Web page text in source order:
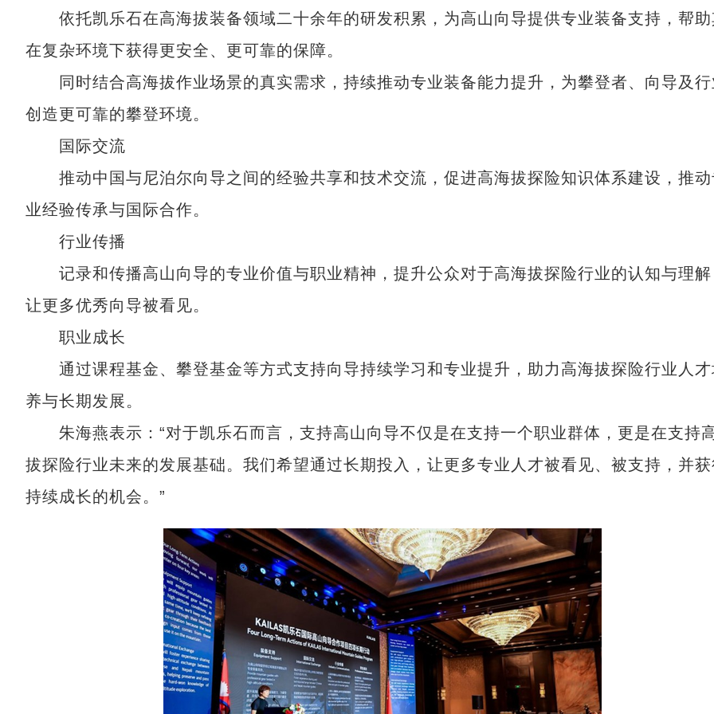
依托凯乐石在高海拔装备领域二十余年的研发积累，为高山向导提供专业装备支持，帮助
在复杂环境下获得更安全、更可靠的保障。
同时结合高海拔作业场景的真实需求，持续推动专业装备能力提升，为攀登者、向导及行
创造更可靠的攀登环境。
国际交流
推动中国与尼泊尔向导之间的经验共享和技术交流，促进高海拔探险知识体系建设，推动
业经验传承与国际合作。
行业传播
记录和传播高山向导的专业价值与职业精神，提升公众对于高海拔探险行业的认知与理解
让更多优秀向导被看见。
职业成长
通过课程基金、攀登基金等方式支持向导持续学习和专业提升，助力高海拔探险行业人才
养与长期发展。
朱海燕表示：“对于凯乐石而言，支持高山向导不仅是在支持一个职业群体，更是在支持
拔探险行业未来的发展基础。我们希望通过长期投入，让更多专业人才被看见、被支持，并获
持续成长的机会。”